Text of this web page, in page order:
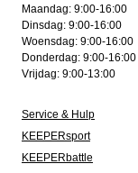
Maandag: 9:00-16:00
Dinsdag: 9:00-16:00
Woensdag: 9:00-16:00
Donderdag: 9:00-16:00
Vrijdag: 9:00-13:00
Service & Hulp
KEEPERsport
KEEPERbattle